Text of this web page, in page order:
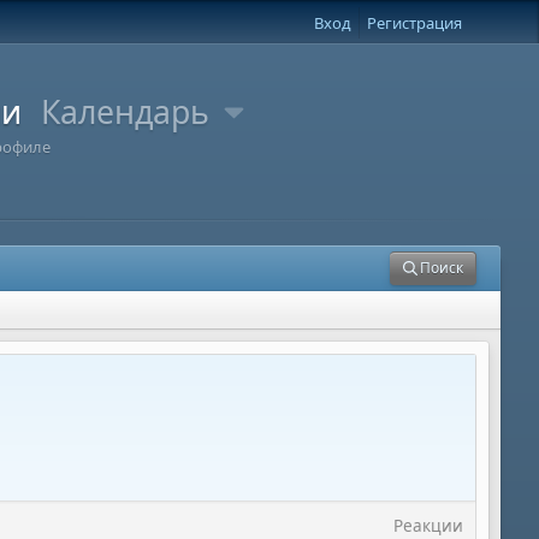
Вход Регистрация
Календарь
Поиск
Реакции